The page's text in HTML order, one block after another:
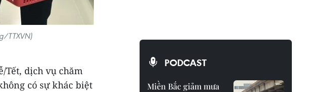
TTXVN)
Tết, dịch vụ chăm
có sự khác biệt
PODCAST
Miền Bắc giảm mưa